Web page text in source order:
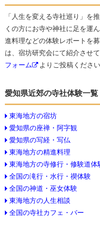
「人生を変える寺社巡り」を
くの方にお寺や神社に足を運
進料理などの体験レポートを
は、宿坊研究会にて紹介させ
フォーム
よりご投稿ください
愛知県近郊の寺社体験一覧
東海地方の宿坊
愛知県の座禅・阿字観
愛知県の写経・写仏
東海地方の精進料理
東海地方の寺修行・修験道体
全国の滝行・水行・禊体験
全国の神道・巫女体験
東海地方の人生相談
全国の寺社カフェ・バー